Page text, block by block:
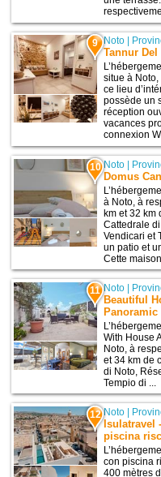
9 Noto
Tannur
situe à
ce lieu
possède un
réception
vacances
connexion
10 Noto |
Domus
à Noto, à
km et 32 km
Cattedrale
Vendicari et
un patio et
Cette maison
11 Noto |
Beautiful
Panoramic
With House
Noto, à
et 34 km de
di Noto,
Tempio di ...
12 Noto |
Isulatravel
piscina
con piscina
400 mètres